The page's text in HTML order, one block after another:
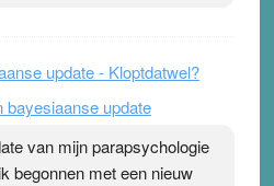
update - Kloptdatwel?
bayesiaanse update
van mijn parapsychologie
begonnen met een nieuw